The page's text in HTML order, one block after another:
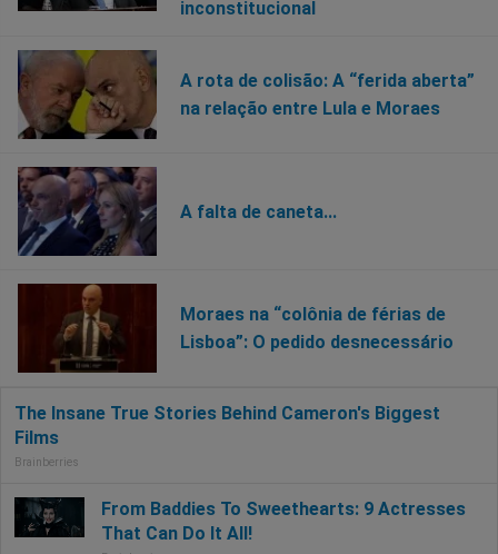
inconstitucional
A rota de colisão: A “ferida aberta”
na relação entre Lula e Moraes
A falta de caneta...
Moraes na “colônia de férias de
Lisboa”: O pedido desnecessário